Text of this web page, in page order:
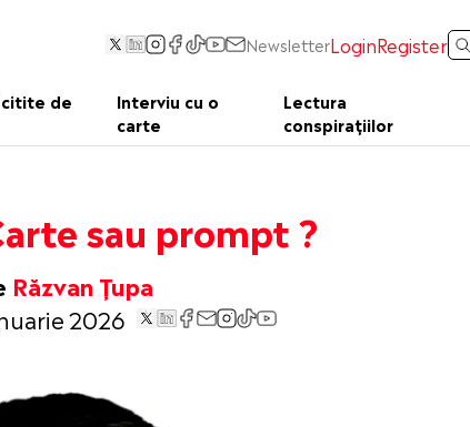
NewsletterLoginRegister
de
Interviu cu o
carte
Lectura
conspirațiilor
sau prompt ?
Răzvan Țupa
2026